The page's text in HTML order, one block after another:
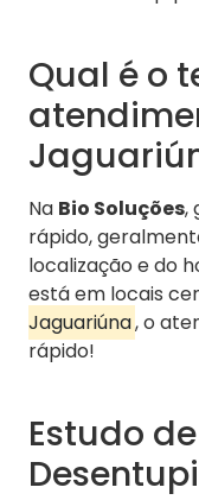
Qual é o
Na Bio Soluções,
rápido,
localização e do
está em locais
Jaguariúna, o
rápido!
Estudo